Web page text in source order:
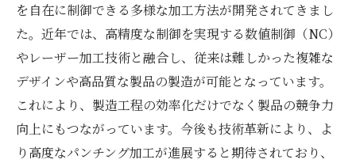
を自在に制御できる多様な加工方法が開発されてきまし
た。近年では、高精度な制御を実現する数値制御（NC）
やレーザー加工技術と融合し、従来は難しかった複雑な
デザインや高品質な製品の製造が可能となっています。
これにより、製造工程の効率化だけでなく製品の競争力
向上にもつながっています。今後も技術革新により、よ
り高度なパンチング加工が進展すると期待されており、